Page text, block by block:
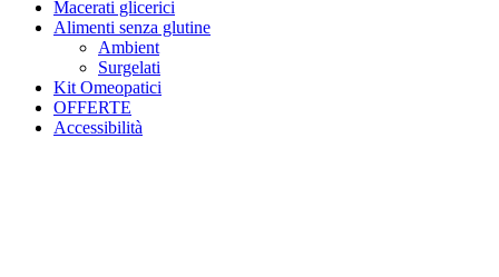
Macerati glicerici
Alimenti senza glutine
Ambient
Surgelati
Kit Omeopatici
OFFERTE
Accessibilità